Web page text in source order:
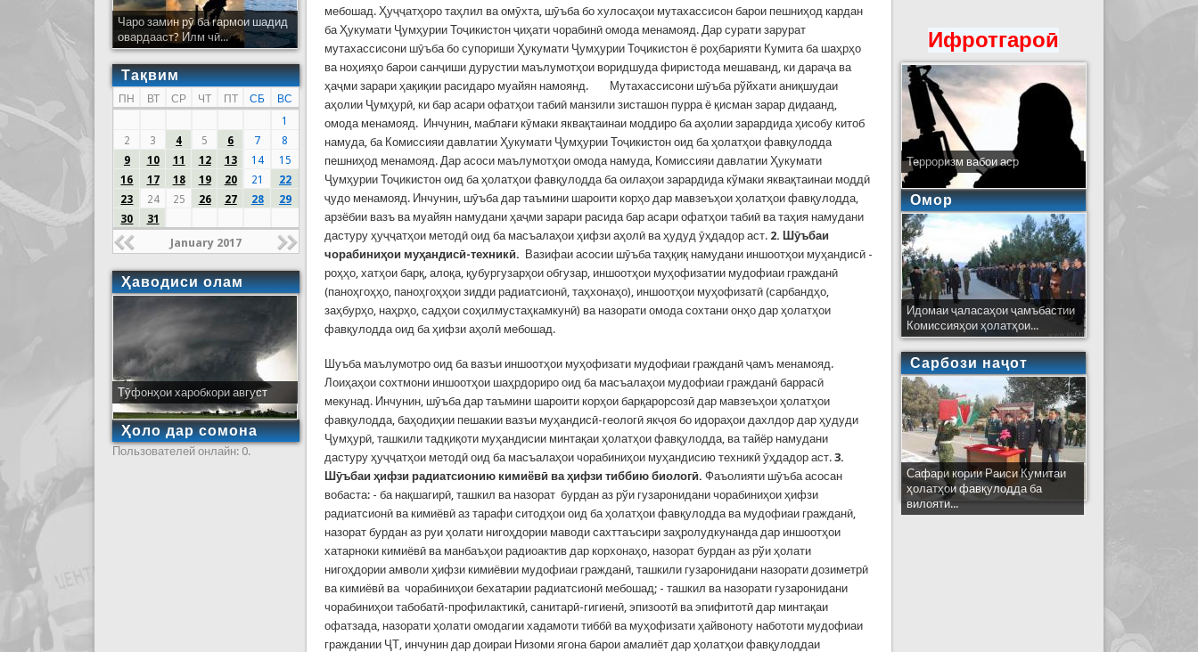
мебошад. Ҳуҷҷатҳоро таҳлил ва омӯхта, шӯъба бо хулосаҳои мутахассисон барои пешниҳод кардан
ба Ҳукумати Ҷумҳурии Тоҷикистон ҷиҳати чорабинӣ омода менамояд. Дар сурати зарурат
мутахассисони шӯъба бо супориши Ҳукумати Ҷумҳурии Тоҷикистон ё роҳбарияти Кумита ба шаҳрҳо
ва ноҳияҳо барои санҷиши дурустии маълумотҳои воридшуда фиристода мешаванд, ки дараҷа ва
ҳаҷми зарари ҳақиқии расидаро муайян намоянд. Мутахассисони шӯъба рўйхати аниқшудаи
аҳолии Ҷумҳурӣ, ки бар асари офатҳои табиӣ манзили зисташон пурра ё қисман зарар дидаанд,
омода менамояд. Инчунин, маблағи кӯмаки яквақтаинаи моддиро ба аҳолии зарардида ҳисобу китоб
намуда, ба Комиссияи давлатии Ҳукумати Ҷумҳурии Тоҷикистон оид ба ҳолатҳои фавқулодда
пешниҳод менамояд. Дар асоси маълумотҳои омода намуда, Комиссияи давлатии Ҳукумати
Ҷумҳурии Тоҷикистон оид ба ҳолатҳои фавқулодда ба оилаҳои зарардида кўмаки яквақтаинаи моддӣ
ҷудо менамояд. Инчунин, шӯъба дар таъмини шароити корҳо дар мавзеъҳои ҳолатҳои фавқулодда,
арзёбии вазъ ва муайян намудани ҳаҷми зарари расида бар асари офатҳои табиӣ ва таҳия намудани
дастуру ҳуҷҷатҳои методӣ оид ба масъалаҳои ҳифзи аҳолӣ ва ҳудуд ӯҳдадор аст. 2. Шӯъбаи
чорабиниҳои муҳандисӣ-техникӣ. Вазифаи асосии шӯъба таҳқиқ намудани иншоотҳои муҳандисӣ -
роҳҳо, хатҳои барқ, алоқа, қубургузарҳои обгузар, иншоотҳои муҳофизатии мудофиаи гражданӣ
(паноҳгоҳҳо, паноҳгоҳҳои зидди радиатсионӣ, таҳхонаҳо), иншоотҳои муҳофизатӣ (сарбандҳо,
заҳбурҳо, наҳрҳо, садҳои соҳилмустаҳкамкунӣ) ва назорати омода сохтани онҳо дар ҳолатҳои
фавқулодда оид ба ҳифзи аҳолӣ мебошад.
Шуъба маълумотро оид ба вазъи иншоотҳои муҳофизати мудофиаи гражданӣ ҷамъ менамояд.
Лоиҳаҳои сохтмони иншоотҳои шаҳрдориро оид ба масъалаҳои мудофиаи гражданӣ баррасӣ
мекунад. Инчунин, шӯъба дар таъмини шароити корҳои барқарорсозӣ дар мавзеъҳои ҳолатҳои
фавқулодда, баҳодиҳии пешакии вазъи муҳандисӣ-геологӣ якҷоя бо идораҳои дахлдор дар ҳудуди
Ҷумҳурӣ, ташкили тадқиқоти муҳандисии минтақаи ҳолатҳои фавқулодда, ва тайёр намудани
дастуру ҳуҷҷатҳои методӣ оид ба масъалаҳои чорабиниҳои муҳандисию техникӣ ӯҳдадор аст.3.
Шӯъбаи ҳифзи радиатсионию кимиёвӣ ва ҳифзи тиббию биологӣ. Фаъолияти шӯъба асосан
вобаста: - ба нақшагирӣ, ташкил ва назорат бурдан аз рўи гузаронидани чорабиниҳои ҳифзи
радиатсионӣ ва кимиёвӣ аз тарафи ситодҳои оид ба ҳолатҳои фавқулодда ва мудофиаи гражданӣ,
назорат бурдан аз руи ҳолати нигоҳдории маводи сахттаъсири заҳролудкунанда дар иншоотҳои
хатарноки кимиёвӣ ва манбаъҳои радиоактив дар корхонаҳо, назорат бурдан аз рўи ҳолати
нигоҳдории амволи ҳифзи кимиёвии мудофиаи гражданӣ, ташкили гузаронидани назорати дозиметрӣ
ва кимиёвӣ ва чорабиниҳои бехатарии радиатсионӣ мебошад; - ташкил ва назорати гузаронидани
чорабиниҳои табобатӣ-профилактикӣ, санитарӣ-гигиенӣ, эпизоотӣ ва эпифитотӣ дар минтақаи
офатзада, назорати ҳолати омодагии хадамоти тиббӣ ва муҳофизати ҳайвоноту набототи мудофиаи
граждании ҶТ, инчунин дар доираи Низоми ягона барои амалиёт дар ҳолатҳои фавқулоддаи
Чаро замин рӯ ба гармои шадид
овардааст? Илм чӣ...
Тақвим
ПН ВТ СР ЧТ ПТ СБ
ВС
1
2
3 4 5 6 7
8
9
10 11 12 13 14
15
16
17 18 19 20 21
22
23
24 25 26 27 28
29
30
31
January 2017
Ҳаводиси олам
Тӯфонҳои харобкори август
Ҳоло дар сомона
Пользователей онлайн: 0.
Ифротгароӣ
Терроризм вабои аср
Омор
Идомаи ҷаласаҳои ҷамъбастии
Комиссияҳои ҳолатҳои...
Сарбози наҷот
Сафари кории Раиси Кумитаи
ҳолатҳои фавқулодда ба
вилояти...